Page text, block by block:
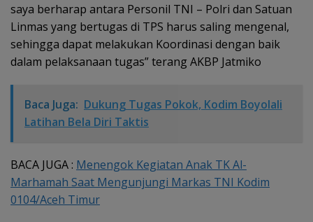
saya berharap antara Personil TNI – Polri dan Satuan
Linmas yang bertugas di TPS harus saling mengenal,
sehingga dapat melakukan Koordinasi dengan baik
dalam pelaksanaan tugas” terang AKBP Jatmiko
Baca Juga: Dukung Tugas Pokok, Kodim Boyolali
Latihan Bela Diri Taktis
BACA JUGA : Menengok Kegiatan Anak TK Al-
Marhamah Saat Mengunjungi Markas TNI Kodim
0104/Aceh Timur